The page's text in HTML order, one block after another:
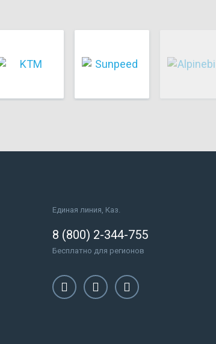
Единая линия, Каз.
8 (800) 2-344-755
Бесплатно для регионов